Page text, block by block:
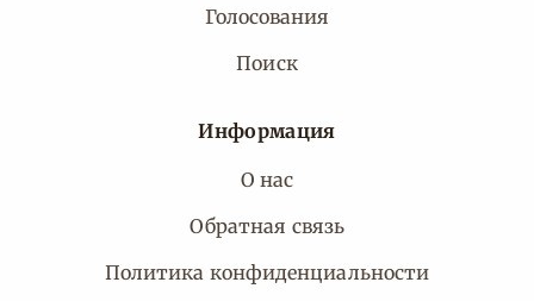
Голосования
Поиск
Информация
О нас
Обратная связь
Политика конфиденциальности